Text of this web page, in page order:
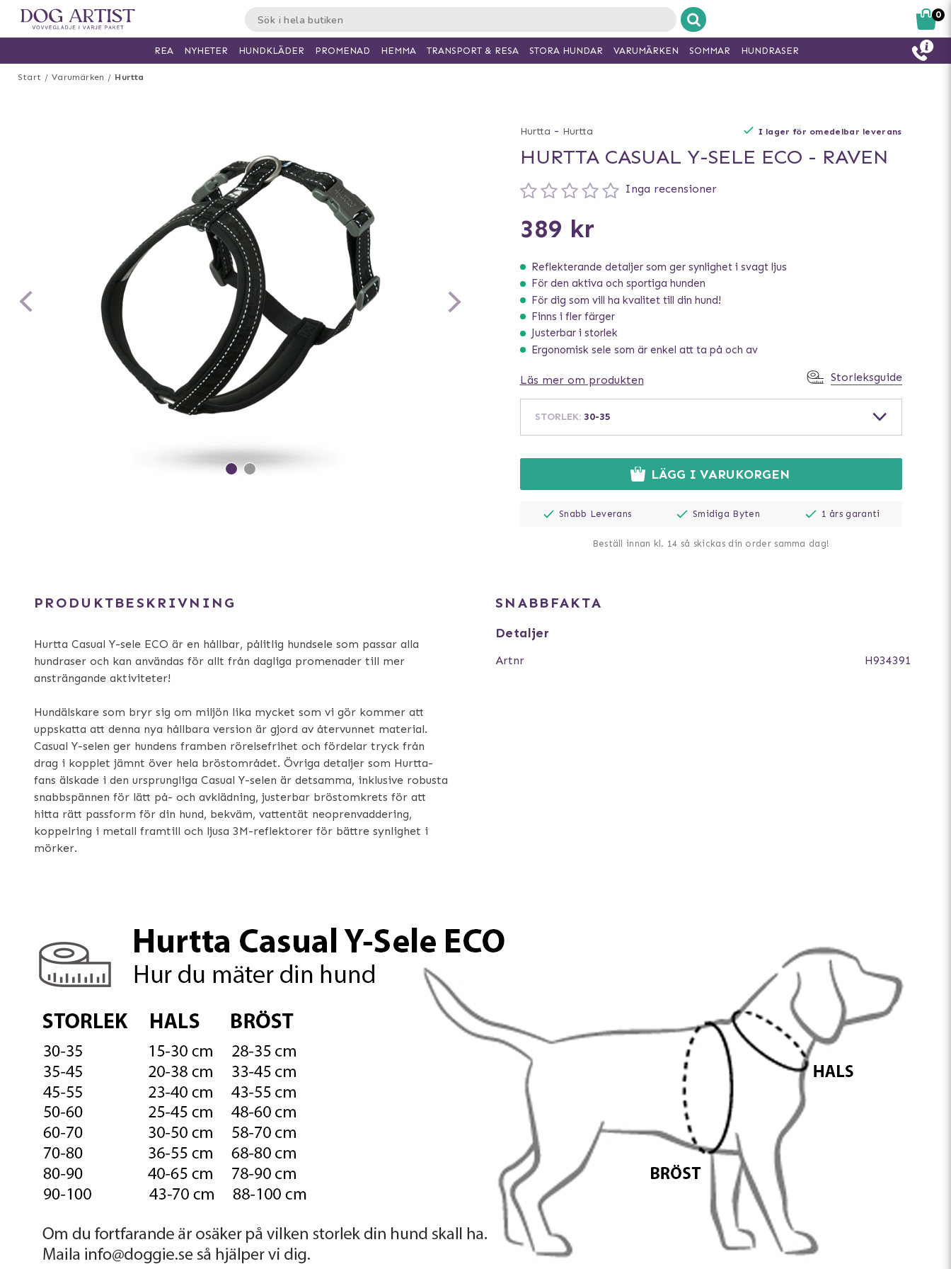
Start Varumärken Hurtta
Hurtta - Hurtta I lager för omedelbar leverans
HURTTA CASUAL Y-SELE ECO - RAVEN
Inga recensioner
389 kr
Reflekterande detaljer som ger synlighet i svagt ljus
För den aktiva och sportiga hunden
För dig som vill ha kvalitet till din hund!
Finns i fler färger
Justerbar i storlek
Ergonomisk sele som är enkel att ta på och av
Läs mer om produkten Storleksguide
STORLEK: 30-35
LÄGG I VARUKORGEN
Snabb Leverans Smidiga Byten 1 års garanti
Beställ innan kl. 14 så skickas din order samma dag!
PRODUKTBESKRIVNING
Hurtta Casual Y-sele ECO är en hållbar, pålitlig hundsele som passar alla
hundraser och kan användas för allt från dagliga promenader till mer
ansträngande aktiviteter!
Hundälskare som bryr sig om miljön lika mycket som vi gör kommer att
uppskatta att denna nya hållbara version är gjord av återvunnet material.
Casual Y-selen ger hundens framben rörelsefrihet och fördelar tryck från
drag i kopplet jämnt över hela bröstområdet. Övriga detaljer som Hurtta-
fans älskade i den ursprungliga Casual Y-selen är detsamma, inklusive robusta
snabbspännen för lätt på- och avklädning, justerbar bröstomkrets för att
hitta rätt passform för din hund, bekväm, vattentät neoprenvaddering,
koppelring i metall framtill och ljusa 3M-reflektorer för bättre synlighet i
mörker.
SNABBFAKTA
Detaljer
Artnr H934391
0
REA NYHETER HUNDKLÄDER PROMENAD HEMMA TRANSPORT & RESA STORA HUNDAR VARUMÄRKEN SOMMAR HUNDRASER